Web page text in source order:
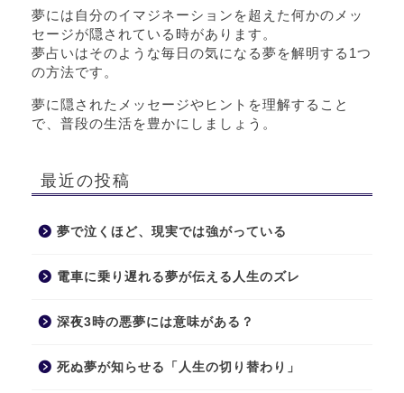
夢には自分のイマジネーションを超えた何かのメッ
セージが隠されている時があります。
夢占いはそのような毎日の気になる夢を解明する1つ
の方法です。
夢に隠されたメッセージやヒントを理解すること
で、普段の生活を豊かにしましょう。
最近の投稿
夢で泣くほど、現実では強がっている
電車に乗り遅れる夢が伝える人生のズレ
深夜3時の悪夢には意味がある？
死ぬ夢が知らせる「人生の切り替わり」